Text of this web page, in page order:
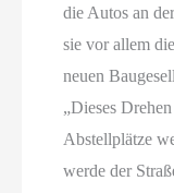
die Autos an
sie vor allem
neuen
„Dieses
Abstellplätze
werde der